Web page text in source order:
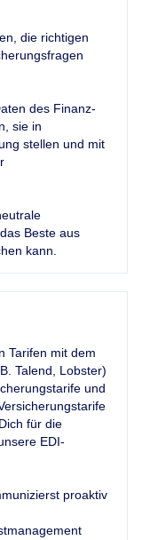
die richtigen
des Finanz-
sie in
stellen und mit
Beste aus
kann.
Tarifen mit dem
Talend, Lobster)
und
für die
EDI-
proaktiv